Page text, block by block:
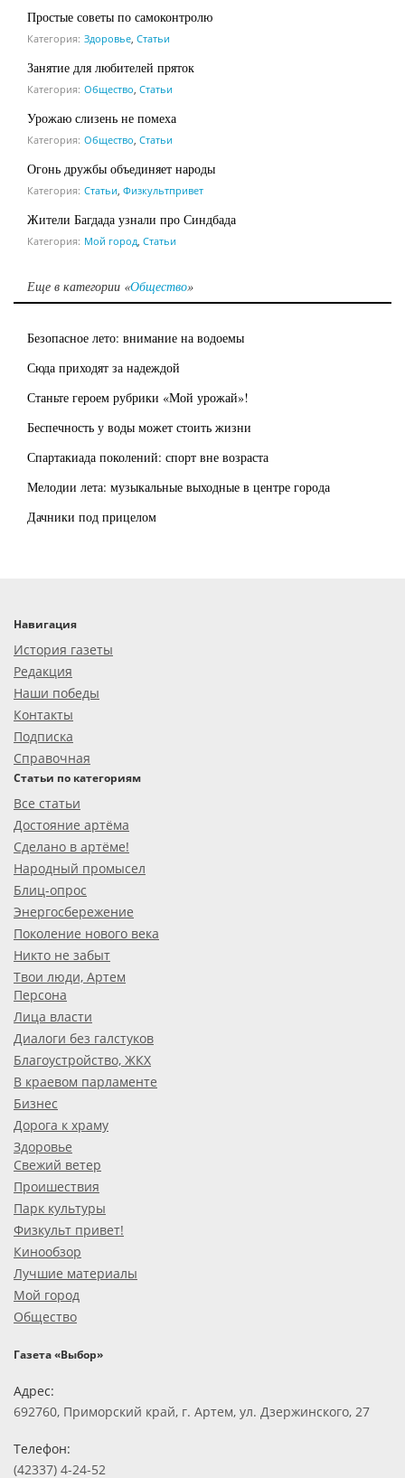
Простые советы по самоконтролю
Категория: Здоровье, Статьи
Занятие для любителей пряток
Категория: Общество, Статьи
Урожаю слизень не помеха
Категория: Общество, Статьи
Огонь дружбы объединяет народы
Категория: Статьи, Физкультпривет
Жители Багдада узнали про Синдбада
Категория: Мой город, Статьи
Еще в категории «Общество»
Безопасное лето: внимание на водоемы
Сюда приходят за надеждой
Станьте героем рубрики «Мой урожай»!
Беспечность у воды может стоить жизни
Спартакиада поколений: спорт вне возраста
Мелодии лета: музыкальные выходные в центре города
Дачники под прицелом
Навигация
История газеты
Редакция
Наши победы
Контакты
Подписка
Справочная
Статьи по категориям
Все статьи
Достояние артёма
Сделано в артёме!
Народный промысел
Блиц-опрос
Энергосбережение
Поколение нового века
Никто не забыт
Твои люди, Артем
Персона
Лица власти
Диалоги без галстуков
Благоустройство, ЖКХ
В краевом парламенте
Бизнес
Дорога к храму
Здоровье
Свежий ветер
Проишествия
Парк культуры
Физкульт привет!
Кинообзор
Лучшие материалы
Мой город
Общество
Газета «Выбор»
Адрес:
692760, Приморский край, г. Артем, ул. Дзержинского, 27
Телефон:
(42337) 4-24-52